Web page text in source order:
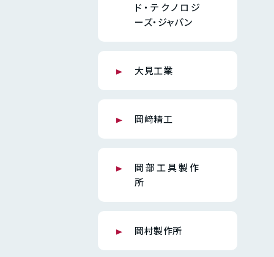
ド・テクノロジ
ーズ・ジャパン
大見工業
岡﨑精工
岡部工具製作
所
岡村製作所